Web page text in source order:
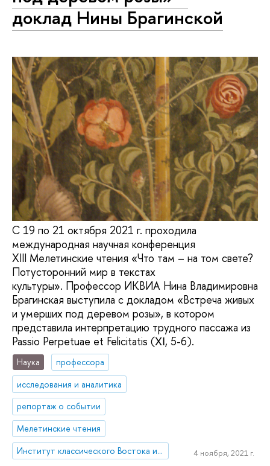
доклад Нины Брагинской
С 19 по 21 октября 2021 г. проходила
международная научная конференция
XIII Мелетинские чтения «Что там – на том свете?
Потусторонний мир в текстах
культуры». Профессор ИКВИА Нина Владимировна
Брагинская выступила с докладом «Встреча живых
и умерших под деревом розы», в котором
представила интерпретацию трудного пассажа из
Passio Perpetuae et Felicitatis (ΧΙ, 5-6).
Наука
профессора
исследования и аналитика
репортаж о событии
Мелетинские чтения
Институт классического Востока и античности
4 ноября, 2021 г.